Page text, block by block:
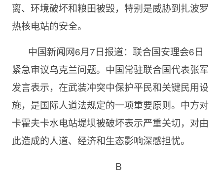
离、环境破坏和粮田被毁，特别是威胁到扎波罗
热核电站的安全。
中国新闻网6月7日报道：联合国安理会6日
紧急审议乌克兰问题。中国常驻联合国代表张军
发言表示，在武装冲突中保护平民和关键民用设
施，是国际人道法规定的一项重要原则。中方对
卡霍夫卡水电站堤坝被破坏表示严重关切，对由
此造成的人道、经济和生态影响深感担忧。
B